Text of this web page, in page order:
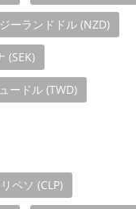
ーランドドル (NZD)
(SEK)
ードル (TWD)
ペソ (CLP)